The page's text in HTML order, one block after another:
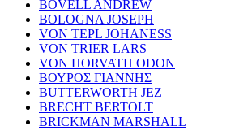
BOVELL ANDREW
BOLOGNA JOSEPH
VON TEPL JOHANESS
VON TRIER LARS
VON HORVATH ODON
ΒΟΥΡΟΣ ΓΙΑΝΝΗΣ
BUTTERWORTH JEZ
BRECHT BERTOLT
BRICKMAN MARSHALL